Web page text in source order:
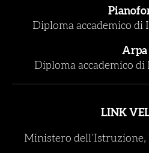
Diploma accademico di
Arpa
Diploma accademico di
LINK
Ministero dell’Istruzione,